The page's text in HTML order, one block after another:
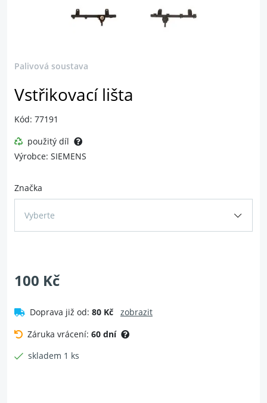
Palivová soustava
Vstřikovací lišta
Kód: 77191
použitý díl
Výrobce: SIEMENS
Značka
Vyberte
100 Kč
Doprava již od: 80 Kč
zobrazit
Záruka vrácení: 60 dní
skladem 1 ks